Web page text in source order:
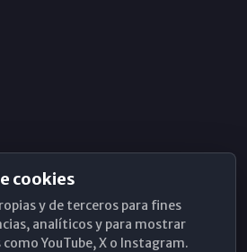
cookies
y de terceros para fines
analíticos y para mostrar
YouTube, X o Instagram.